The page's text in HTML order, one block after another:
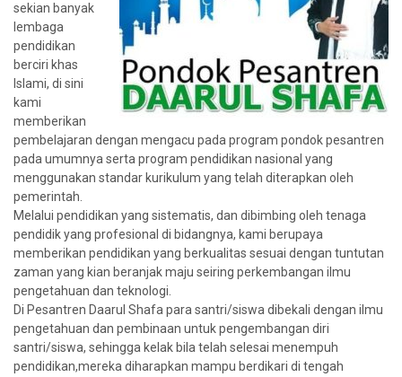
sekian banyak
lembaga
pendidikan
berciri khas
Islami, di sini
kami
memberikan
pembelajaran dengan mengacu pada program pondok pesantren
pada umumnya serta program pendidikan nasional yang
menggunakan standar kurikulum yang telah diterapkan oleh
pemerintah.
Melalui pendidikan yang sistematis, dan dibimbing oleh tenaga
pendidik yang profesional di bidangnya, kami berupaya
memberikan pendidikan yang berkualitas sesuai dengan tuntutan
zaman yang kian beranjak maju seiring perkembangan ilmu
pengetahuan dan teknologi.
Di Pesantren Daarul Shafa para santri/siswa dibekali dengan ilmu
pengetahuan dan pembinaan untuk pengembangan diri
santri/siswa, sehingga kelak bila telah selesai menempuh
pendidikan,mereka diharapkan mampu berdikari di tengah